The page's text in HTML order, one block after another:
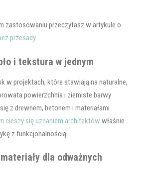
zastosowaniu przeczytasz w artykule o
przesady.
i tekstura w jednym
w projektach, które stawiają na naturalne,
powierzchnia i ziemiste barwy
z drewnem, betonem i materiałami
cieszy się uznaniem architektów właśnie
z funkcjonalnością.
dla odważnych